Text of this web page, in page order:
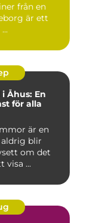
från en
är ett
Åhus: En
för alla
är en
blir
om det
visa ...